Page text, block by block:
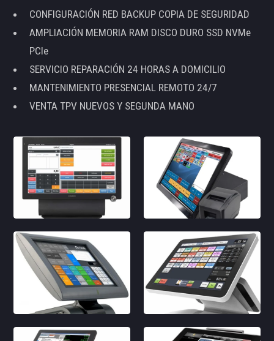
CONFIGURACIÓN RED BACKUP COPIA DE SEGURIDAD
AMPLIACIÓN MEMORIA RAM DISCO DURO SSD NVMe
PCIe
SERVICIO REPARACIÓN 24 HORAS A DOMICILIO
MANTENIMIENTO PRESENCIAL REMOTO 24/7
VENTA TPV NUEVOS Y SEGUNDA MANO